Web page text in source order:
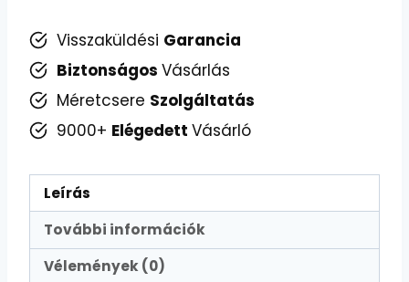
Visszaküldési Garancia
Biztonságos Vásárlás
Méretcsere Szolgáltatás
9000+ Elégedett Vásárló
Leírás
További információk
Vélemények (0)